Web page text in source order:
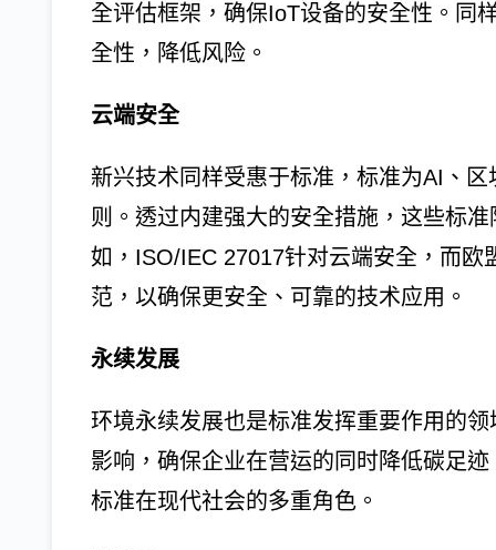
全评估框架，确保IoT设备的安全性。同
全性，降低风险。
云端安全
新兴技术同样受惠于标准，标准为AI、
则。透过内建强大的安全措施，这些标
如，ISO/IEC 27017针对云端安全，而
范，以确保更安全、可靠的技术应用。
永续发展
环境永续发展也是标准发挥重要作用的
影响，确保企业在营运的同时降低碳足
标准在现代社会的多重角色。